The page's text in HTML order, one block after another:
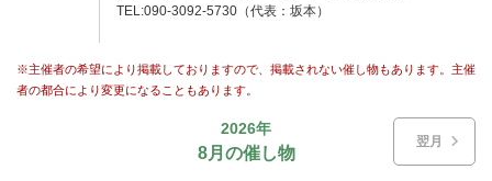
TEL:090-3092-5730（代表：坂本）
※主催者の希望により掲載しておりますので、掲載されない催し物もあります。主催
者の都合により変更になることもあります。
翌月
2026年
8月の催し物